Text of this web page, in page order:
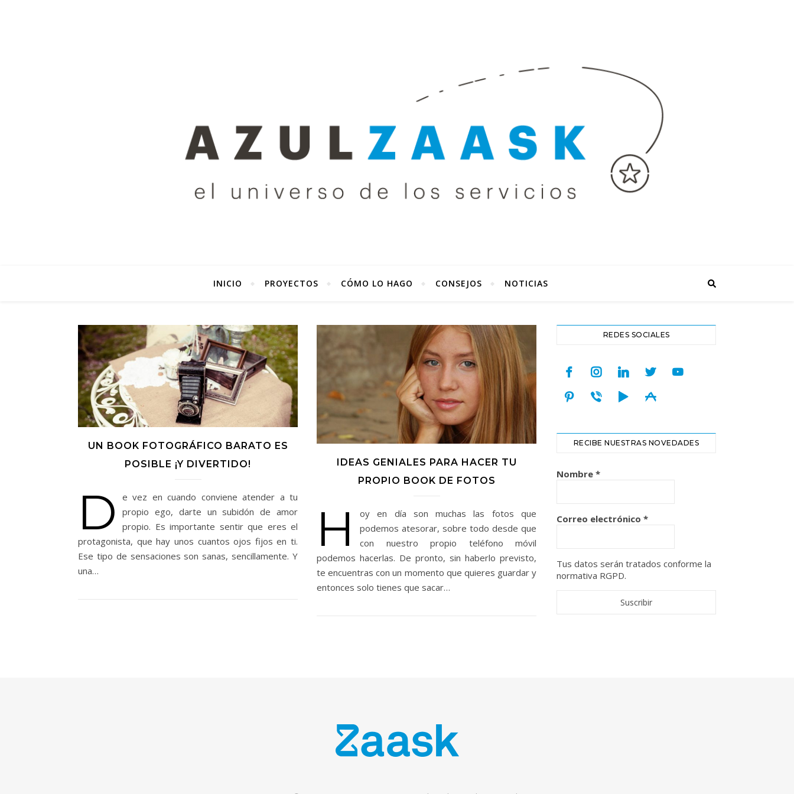
INICIO PROYECTOS CÓMO LO HAGO CONSEJOS NOTICIAS
UN BOOK FOTOGRÁFICO BARATO ES
POSIBLE ¡Y DIVERTIDO!
D
e vez en cuando conviene atender a tu
propio ego, darte un subidón de amor
propio. Es importante sentir que eres el
protagonista, que hay unos cuantos ojos fijos en ti.
Ese tipo de sensaciones son sanas, sencillamente. Y
una…
IDEAS GENIALES PARA HACER TU
PROPIO BOOK DE FOTOS
H
oy en día son muchas las fotos que
podemos atesorar, sobre todo desde que
con nuestro propio teléfono móvil
podemos hacerlas. De pronto, sin haberlo previsto,
te encuentras con un momento que quieres guardar y
entonces solo tienes que sacar…
REDES SOCIALES
facebookinstagramlinkedintwitteryoutube
pinterest
viber play appstore
RECIBE NUESTRAS NOVEDADES
Nombre *
Correo electrónico *
Tus datos serán tratados conforme la
normativa RGPD.